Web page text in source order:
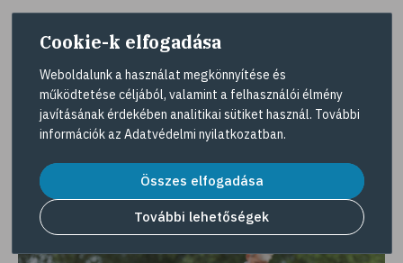
Tovább az összes kuponra
Gyöngy Patika Magazin
Érdekességek, interjúk, egészséges élet
Cookie-k elfogadása
Weboldalunk a használat megkönnyítése és
működtetése céljából, valamint a felhasználói élmény
javításának érdekében analitikai sütiket használ. További
információk az Adatvédelmi nyilatkozatban.
Összes elfogadása
További lehetőségek